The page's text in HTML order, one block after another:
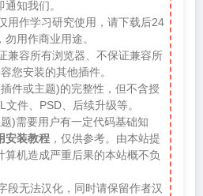
知我们。
用作学习研究使用，请下载后24
用作商业用途。
兼容所有浏览器、不保证兼容所
您安装的其他插件。
件或主题)的完整性，但不含授
件、PSD、后续升级等。
)需要用户有一定代码基础知
安装教程 ，仅供参考。由本站提
算机造成严重后果的本站概不负
段无法汉化，同时请保留作者汉